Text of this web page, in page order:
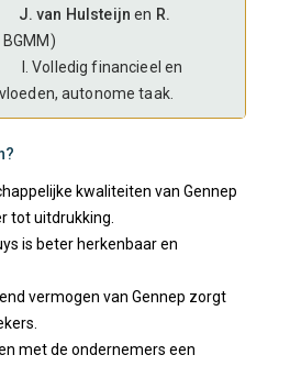
J. van Hulsteijnen R.
I. Volledig financieel en
autonome taak.
kwaliteiten van Gennep
tot uitdrukking.
is beter herkenbaar en
vermogen van Gennep zorgt
met de ondernemers een